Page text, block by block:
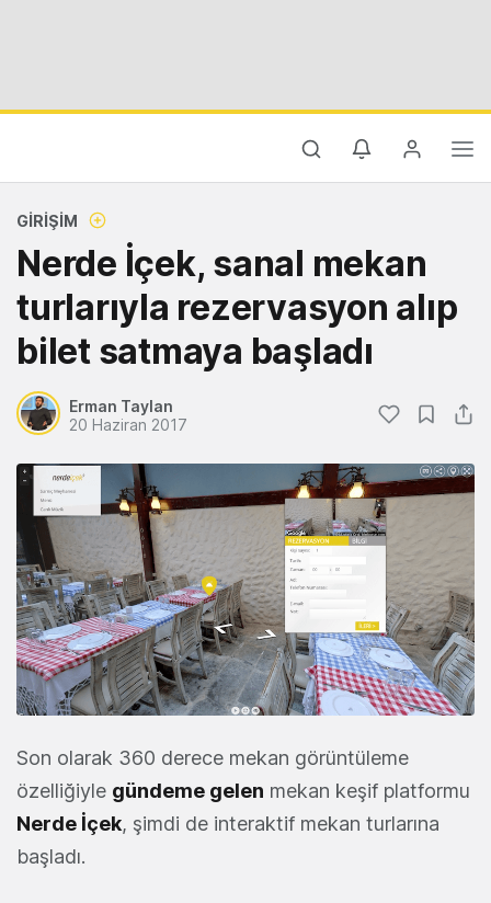
GIRIŞIM
Nerde İçek, sanal mekan
turlarıyla rezervasyon alıp
bilet satmaya başladı
Erman Taylan
20 Haziran 2017
Son olarak 360 derece mekan görüntüleme
özelliğiyle gündeme gelen mekan keşif platformu
Nerde İçek, şimdi de interaktif mekan turlarına
başladı.